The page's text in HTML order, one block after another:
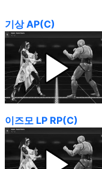
기상 AP(C)
이즈모 LP RP(C)